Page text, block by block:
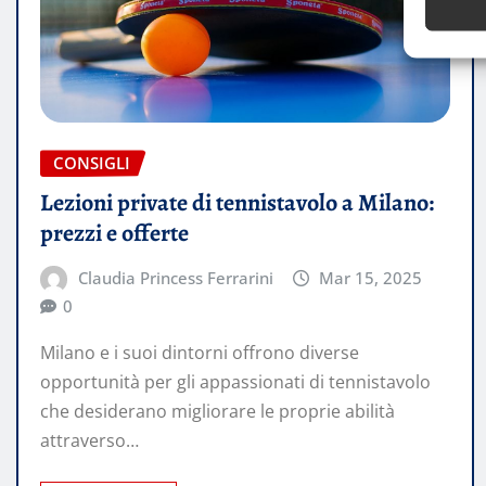
CONSIGLI
Lezioni private di tennistavolo a Milano:
prezzi e offerte
Claudia Princess Ferrarini
Mar 15, 2025
0
Milano e i suoi dintorni offrono diverse
opportunità per gli appassionati di tennistavolo
che desiderano migliorare le proprie abilità
attraverso…